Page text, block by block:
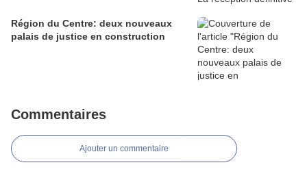
Région du Centre: deux nouveaux
palais de justice en construction
Commentaires
Ajouter un commentaire